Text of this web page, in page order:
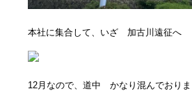
本社に集合して、いざ 加古川遠征へ
12月なので、道中 かなり混んでおり